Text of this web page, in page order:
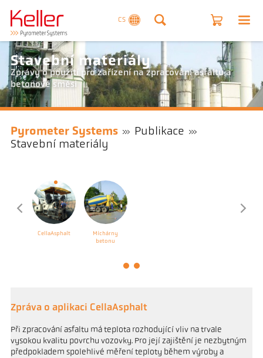
CS
Stavební materiály
Zprávy o použití pro zařízení na zpracování asfaltu a
betonové směsi
Pyrometer Systems
Publikace
Stavební materiály
CellaAsphalt
Míchárny
betonu
Zpráva o aplikaci CellaAsphalt
Při zpracování asfaltu má teplota rozhodující vliv na trvale
vysokou kvalitu povrchu vozovky. Pro její zajištění je nezbytným
předpokladem spolehlivé měření teploty během výroby a